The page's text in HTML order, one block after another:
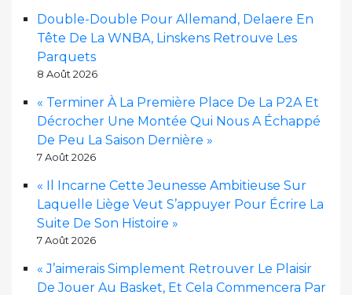
Double-Double Pour Allemand, Delaere En
Tête De La WNBA, Linskens Retrouve Les
Parquets
8 Août 2026
« Terminer À La Première Place De La P2A Et
Décrocher Une Montée Qui Nous A Échappé
De Peu La Saison Dernière »
7 Août 2026
« Il Incarne Cette Jeunesse Ambitieuse Sur
Laquelle Liège Veut S’appuyer Pour Écrire La
Suite De Son Histoire »
7 Août 2026
« J’aimerais Simplement Retrouver Le Plaisir
De Jouer Au Basket, Et Cela Commencera Par